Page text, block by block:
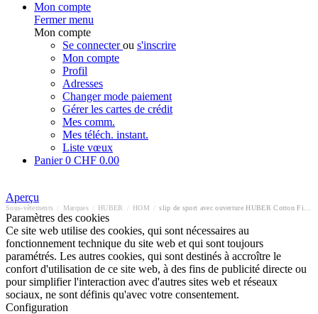
Mon compte
Fermer menu
Mon compte
Se connecterou s'inscrire
Mon compte
Profil
Adresses
Changer mode paiement
Gérer les cartes de crédit
Mes comm.
Mes téléch. instant.
Liste vœux
Panier0 CHF 0.00
Aperçu
Sous-vêtements Marques HUBER HOM
Paramètres des cookies
Ce site web utilise des cookies, qui sont nécessaires au
fonctionnement technique du site web et qui sont toujours
paramétrés. Les autres cookies, qui sont destinés à accroître le
confort d'utilisation de ce site web, à des fins de publicité directe ou
pour simplifier l'interaction avec d'autres sites web et réseaux
sociaux, ne sont définis qu'avec votre consentement.
Configuration